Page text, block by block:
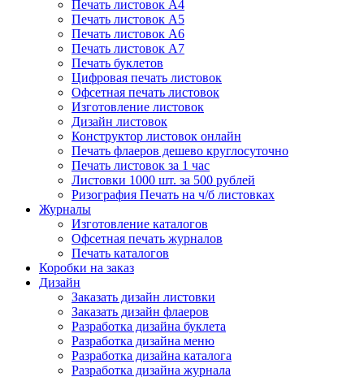
Печать листовок А4
Печать листовок А5
Печать листовок А6
Печать листовок А7
Печать буклетов
Цифровая печать листовок
Офсетная печать листовок
Изготовление листовок
Дизайн листовок
Конструктор листовок онлайн
Печать флаеров дешево круглосуточно
Печать листовок за 1 час
Листовки 1000 шт. за 500 рублей
Ризография Печать на ч/б листовках
Журналы
Изготовление каталогов
Офсетная печать журналов
Печать каталогов
Коробки на заказ
Дизайн
Заказать дизайн листовки
Заказать дизайн флаеров
Разработка дизайна буклета
Разработка дизайна меню
Разработка дизайна каталога
Разработка дизайна журнала